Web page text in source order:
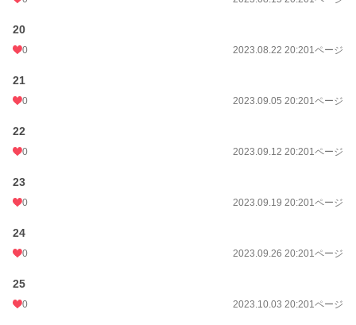
20
0 2023.08.22 20:201ページ
21
0 2023.09.05 20:201ページ
22
0 2023.09.12 20:201ページ
23
0 2023.09.19 20:201ページ
24
0 2023.09.26 20:201ページ
25
0 2023.10.03 20:201ページ